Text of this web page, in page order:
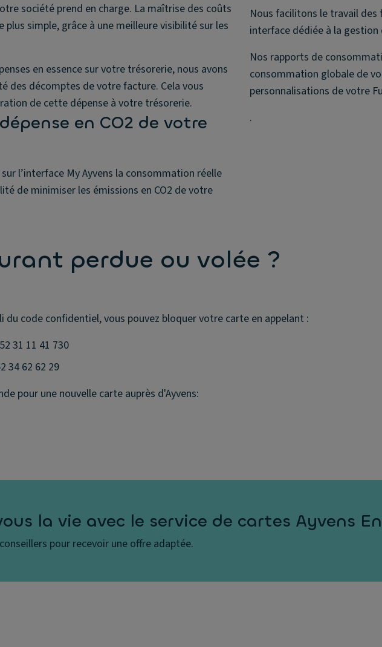
société prend en charge. La maîtrise des coûts
simple, grâce à une meilleure visibilité sur les
en essence sur votre trésorerie, nous avons
des décomptes de votre facture. Cela vous
de cette dépense à votre trésorerie.
en CO2 de votre
l’interface My Ayvens la consommation réelle
de minimiser les émissions en CO2 de votre
Nous facilitons le travail des
interface dédiée à la gestion
Nos rapports de
consommation globale de
personnalisations de votre
.
perdue ou volée ?
du code confidentiel, vous pouvez bloquer votre carte en appelant :
31 11 41 730
34 62 62 29
pour une nouvelle carte auprès d'Ayvens:
la vie avec le service de cartes Ayvens
pour recevoir une offre adaptée.